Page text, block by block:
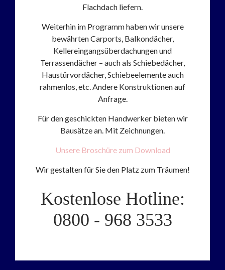
Flachdach liefern.
Weiterhin im Programm haben wir unsere
bewährten Carports, Balkondächer,
Kellereingangsüberdachungen und
Terrassendächer – auch als Schiebedächer,
Haustürvordächer, Schiebeelemente auch
rahmenlos, etc. Andere Konstruktionen auf
Anfrage.
Für den geschickten Handwerker bieten wir
Bausätze an. Mit Zeichnungen.
Unsere Broschüre zum Download
Wir gestalten für Sie den Platz zum Träumen!
Kostenlose Hotline:
0800 - 968 3533